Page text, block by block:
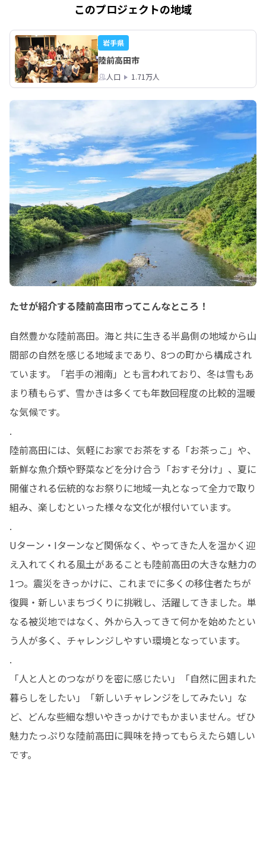
※現在SMOUTのページでは、決定した
事項のみの記載となっております。
随時更新予定ですのでぜひチェックし
てください!!!
このプロジェクトの地域
岩手県
陸前高田市
人口 1.71万人
たせが紹介する陸前高田市ってこんなところ！
自然豊かな陸前高田。海と共に生きる半島側の地域から山
間部の自然を感じる地域まであり、8つの町から構成され
ています。「岩手の湘南」とも言われており、冬は雪もあ
まり積もらず、雪かきは多くても年数回程度の比較的温暖
な気候です。
.
陸前高田には、気軽にお家でお茶をする「お茶っこ」や、
新鮮な魚介類や野菜などを分け合う「おすそ分け」、夏に
開催される伝統的なお祭りに地域一丸となって全力で取り
組み、楽しむといった様々な文化が根付いています。
.
Uターン・Iターンなど関係なく、やってきた人を温かく迎
え入れてくれる風土があることも陸前高田の大きな魅力の
1つ。震災をきっかけに、これまでに多くの移住者たちが
復興・新しいまちづくりに挑戦し、活躍してきました。単
なる被災地ではなく、外から入ってきて何かを始めたとい
う人が多く、チャレンジしやすい環境となっています。
.
「人と人とのつながりを密に感じたい」「自然に囲まれた
暮らしをしたい」「新しいチャレンジをしてみたい」な
ど、どんな些細な想いやきっかけでもかまいません。ぜひ
魅力たっぷりな陸前高田に興味を持ってもらえたら嬉しい
です。